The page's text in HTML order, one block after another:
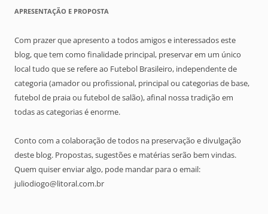
APRESENTAÇÃO E PROPOSTA
Com prazer que apresento a todos amigos e interessados este
blog, que tem como finalidade principal, preservar em um único
local tudo que se refere ao Futebol Brasileiro, independente de
categoria (amador ou profissional, principal ou categorias de base,
futebol de praia ou futebol de salão), afinal nossa tradição em
todas as categorias é enorme.
Conto com a colaboração de todos na preservação e divulgação
deste blog. Propostas, sugestões e matérias serão bem vindas.
Quem quiser enviar algo, pode mandar para o email:
juliodiogo@litoral.com.br